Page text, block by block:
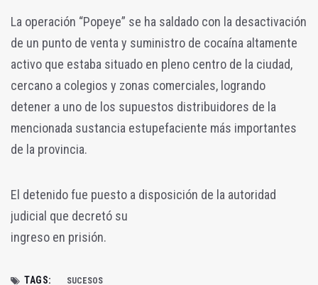
La operación “Popeye” se ha saldado con la desactivación
de un punto de venta y suministro de cocaína altamente
activo que estaba situado en pleno centro de la ciudad,
cercano a colegios y zonas comerciales, logrando
detener a uno de los supuestos distribuidores de la
mencionada sustancia estupefaciente más importantes
de la provincia.
El detenido fue puesto a disposición de la autoridad
judicial que decretó su
ingreso en prisión.
TAGS: SUCESOS